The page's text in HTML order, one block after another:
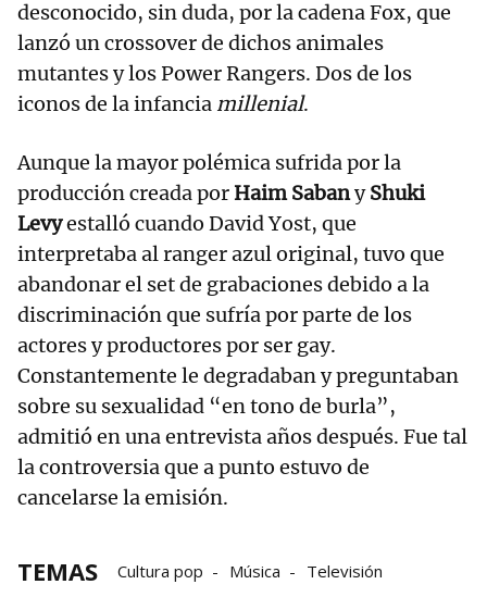
desconocido, sin duda, por la cadena Fox, que
lanzó un crossover de dichos animales
mutantes y los Power Rangers. Dos de los
iconos de la infancia millenial.
Aunque la mayor polémica sufrida por la
producción creada por Haim SabanyShuki
Levyestalló cuando David Yost, que
interpretaba al ranger azul original, tuvo que
abandonar el set de grabaciones debido a la
discriminación que sufría por parte de los
actores y productores por ser gay.
Constantemente le degradaban y preguntaban
sobre su sexualidad “en tono de burla”,
admitió en una entrevista años después. Fue tal
la controversia que a punto estuvo de
cancelarse la emisión.
TEMAS Cultura pop Música Televisión